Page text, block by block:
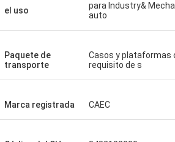
el uso
para Industry&
auto
Paquete de
transporte
Casos y plataformas
requisito de s
Marca registrada CAEC